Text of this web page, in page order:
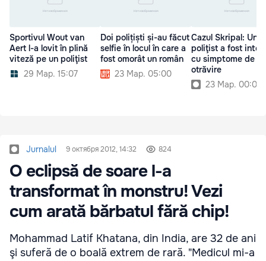
Sportivul Wout van
Aert l-a lovit în plină
viteză pe un poliţist
29 Мар. 15:07
Doi polițiști și-au făcut
selfie în locul în care a
fost omorât un român
23 Мар. 05:00
Cazul Skripal: Un
poliţist a fost
cu simptome de
otrăvire
23 Мар. 00:00
Jurnalul 9 октября 2012, 14:32 824
O eclipsă de soare l-a
transformat în monstru! Vezi
cum arată bărbatul fără chip!
Mohammad Latif Khatana, din India, are 32 de ani
şi suferă de o boală extrem de rară. "Medicul mi-a